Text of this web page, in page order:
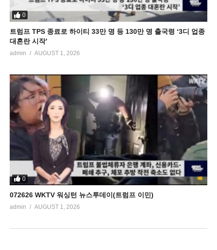
0
트럼프 TPS 종료로 하이티 33만 명 등 130만 명 출국령 ‘3디 업종
대혼란 시작’
admin AUGUST 1, 2026
0
072626 WKTV 워싱턴 뉴스투데이(트럼프 이민)
admin AUGUST 1, 2026